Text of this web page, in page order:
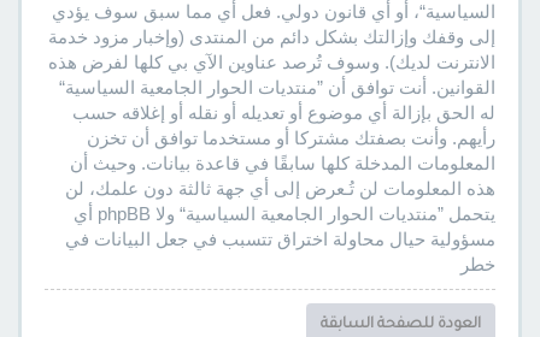
السياسية“، أو أي قانون دولي. فعل أي مما سبق سوف يؤدي
إلى وقفك وإزالتك بشكل دائم من المنتدى (وإخبار مزود خدمة
الانترنت لديك). وسوف تُرصد عناوين الآي بي كلها لفرض هذه
القوانين. أنت توافق أن ”منتديات الحوار الجامعية السياسية“
له الحق بإزالة أي موضوع أو تعديله أو نقله أو إغلاقه حسب
رأيهم. وأنت بصفتك مشتركا أو مستخدما توافق أن تخزن
المعلومات المدخلة كلها سابقًا في قاعدة بيانات. وحيث أن
هذه المعلومات لن تُـعرض إلى أي جهة ثالثة دون علمك، لن
يتحمل ”منتديات الحوار الجامعية السياسية“ ولا phpBB أي
مسؤولية حيال محاولة اختراق تتسبب في جعل البيانات في
خطر
العودة للصفحة السابقة